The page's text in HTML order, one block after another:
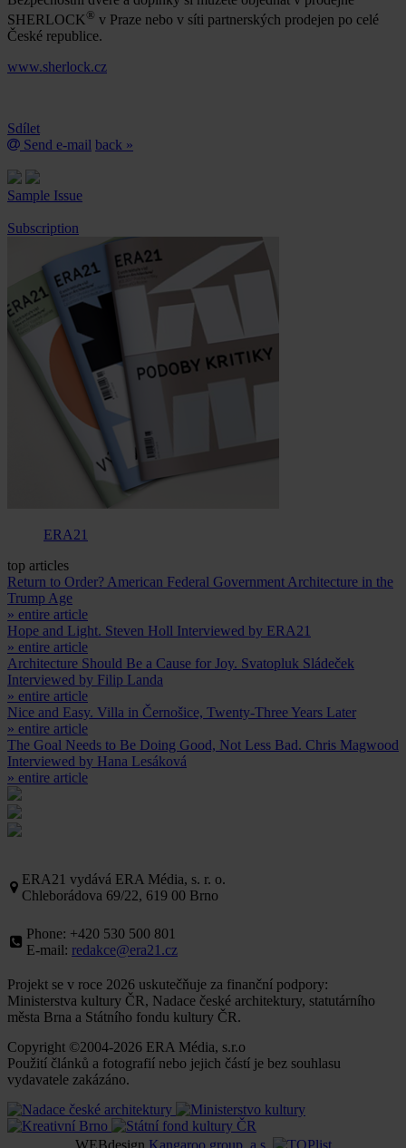
SHERLOCK® v Praze nebo v síti partnerských prodejen po celé
České republice.
www.sherlock.cz
Sdílet
Send e-mail back »
Sample Issue
Subscription
ERA21
top articles
Return to Order? American Federal Government Architecture in the
Trump Age
» entire article
Hope and Light. Steven Holl Interviewed by ERA21
» entire article
Architecture Should Be a Cause for Joy. Svatopluk Sládeček
Interviewed by Filip Landa
» entire article
Nice and Easy. Villa in Černošice, Twenty-Three Years Later
» entire article
The Goal Needs to Be Doing Good, Not Less Bad. Chris Magwood
Interviewed by Hana Lesáková
» entire article
ERA21 vydává ERA Média, s. r. o.
Chleborádova 69/22, 619 00 Brno
Phone: +420 530 500 801
E-mail: redakce@era21.cz
Projekt se v roce 2026 uskutečňuje za finanční podpory:
Ministerstva kultury ČR, Nadace české architektury, statutárního
města Brna a Státního fondu kultury ČR.
Copyright ©2004-2026 ERA Média, s.r.o
Použití článků a fotografií nebo jejich částí je bez souhlasu
vydavatele zakázáno.